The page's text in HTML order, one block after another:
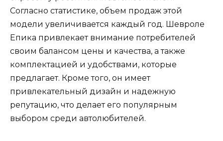
Согласно статистике, объем продаж этой
модели увеличивается каждый год. Шевроле
Епика привлекает внимание потребителей
своим балансом цены и качества, а также
комплектацией и удобствами, которые
предлагает. Кроме того, он имеет
привлекательный дизайн и надежную
репутацию, что делает его популярным
выбором среди автолюбителей.